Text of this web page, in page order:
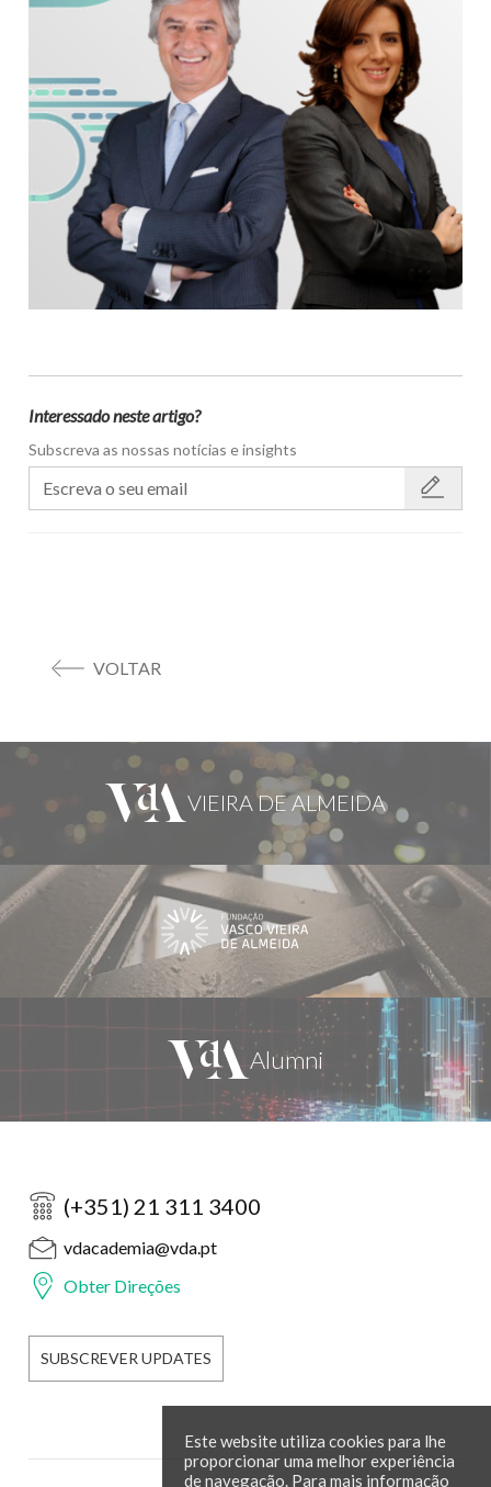
Interessado neste artigo?
Subscreva as nossas notícias e insights
VOLTAR
(+351) 21 311 3400
vdacademia@vda.pt
Obter Direções
SUBSCREVER UPDATES
Este website utiliza cookies para lhe
proporcionar uma melhor experiência
de navegação. Para mais informação